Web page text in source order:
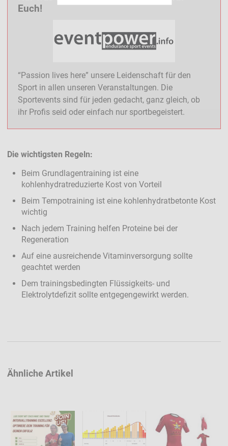
Euch!
“Passion lives here” unsere Leidenschaft für den
Sport in allen unseren Veranstaltungen. Die
Sportevents sind für jeden gedacht, ganz gleich, ob
ihr Profis seid oder einfach nur sportbegeistert.
Die wichtigsten Regeln:
Beim Grundlagentraining ist eine
kohlenhydratreduzierte Kost von Vorteil
Beim Tempotraining ist eine kohlenhydratbetonte Kost
wichtig
Nach jedem Training helfen Proteine bei der
Regeneration
Auf eine ausreichende Vitaminversorgung sollte
geachtet werden
Dem trainingsbedingten Flüssigkeits- und
Elektrolytdefizit sollte entgegengewirkt werden.
Ähnliche Artikel